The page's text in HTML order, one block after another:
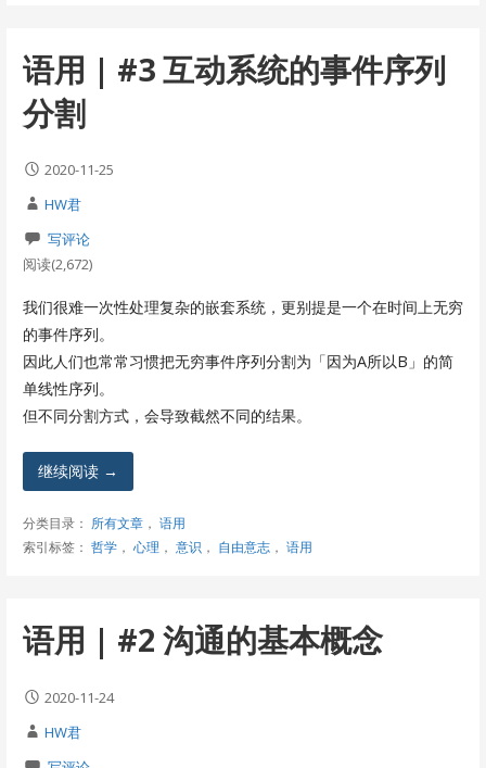
语用 | #3 互动系统的事件序列
分割
2020-11-25
HW君
写评论
阅读(2,672)
我们很难一次性处理复杂的嵌套系统，更别提是一个在时间上无穷
的事件序列。
因此人们也常常习惯把无穷事件序列分割为「因为A所以B」的简
单线性序列。
但不同分割方式，会导致截然不同的结果。
继续阅读 →
分类目录： 所有文章， 语用
索引标签： 哲学， 心理， 意识， 自由意志， 语用
语用 | #2 沟通的基本概念
2020-11-24
HW君